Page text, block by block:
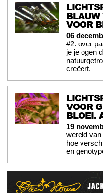
BLAUW
VOOR
06
#2: over
je je ogen
creëert.
VOOR
BLOEI.
19
wereld
hoe
en